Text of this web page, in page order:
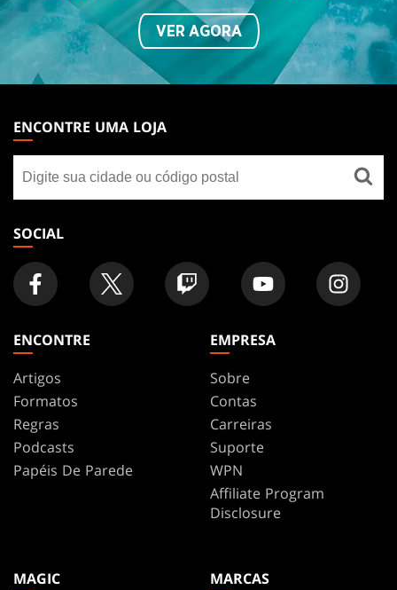
VER AGORA
THE
GATHERING
FOOTER
ENCONTRE UMA LOJA
uma
loja
SOCIAL
ENCONTRE
Artigos
Formatos
Regras
Podcasts
Papéis De Parede
EMPRESA
Sobre
Contas
Carreiras
Suporte
WPN
Affiliate Program
Disclosure
MAGIC
MARCAS